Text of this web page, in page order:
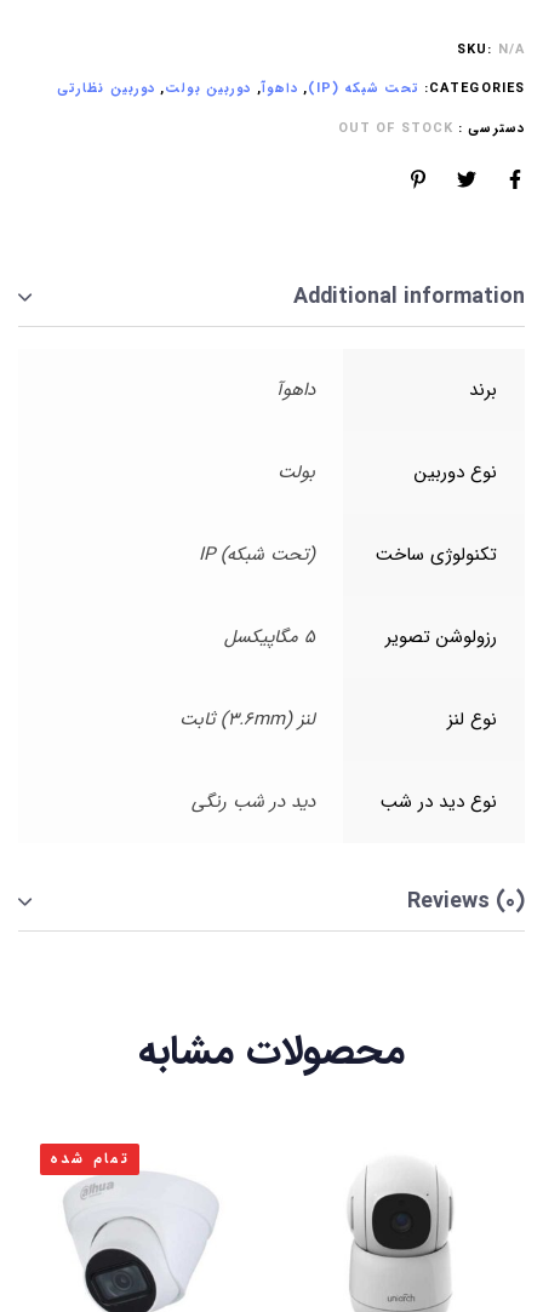
SKU: N/A
CATEGORIES:
تحت شبکه (IP) , داهوآ, دوربین بولت, دوربین نظارتی
دسترسی : OUT OF STOCK
Additional information
برند داهوآ
نوع دوربین بولت
تکنولوژی ساخت (تحت شبکه) IP
رزولوشن تصویر 5 مگاپیکسل
نوع لنز لنز (3.6mm) ثابت
نوع دید در شب دید در شب رنگی
Reviews (0)
محصولات مشابه
تمام شده